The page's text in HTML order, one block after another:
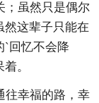
；虽然只是偶尔
然这辈子只能在
`回忆不会降
。
往幸福的路，幸